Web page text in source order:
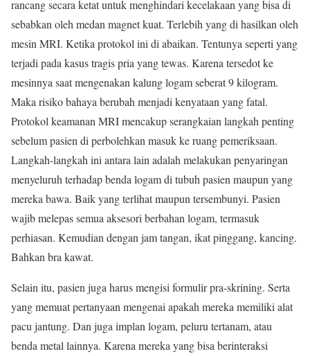
rancang secara ketat untuk menghindari kecelakaan yang bisa di
sebabkan oleh medan magnet kuat. Terlebih yang di hasilkan oleh
mesin MRI. Ketika protokol ini di abaikan. Tentunya seperti yang
terjadi pada kasus tragis pria yang tewas. Karena tersedot ke
mesinnya saat mengenakan kalung logam seberat 9 kilogram.
Maka risiko bahaya berubah menjadi kenyataan yang fatal.
Protokol keamanan MRI mencakup serangkaian langkah penting
sebelum pasien di perbolehkan masuk ke ruang pemeriksaan.
Langkah-langkah ini antara lain adalah melakukan penyaringan
menyeluruh terhadap benda logam di tubuh pasien maupun yang
mereka bawa. Baik yang terlihat maupun tersembunyi. Pasien
wajib melepas semua aksesori berbahan logam, termasuk
perhiasan. Kemudian dengan jam tangan, ikat pinggang, kancing.
Bahkan bra kawat.
Selain itu, pasien juga harus mengisi formulir pra-skrining. Serta
yang memuat pertanyaan mengenai apakah mereka memiliki alat
pacu jantung. Dan juga implan logam, peluru tertanam, atau
benda metal lainnya. Karena mereka yang bisa berinteraksi